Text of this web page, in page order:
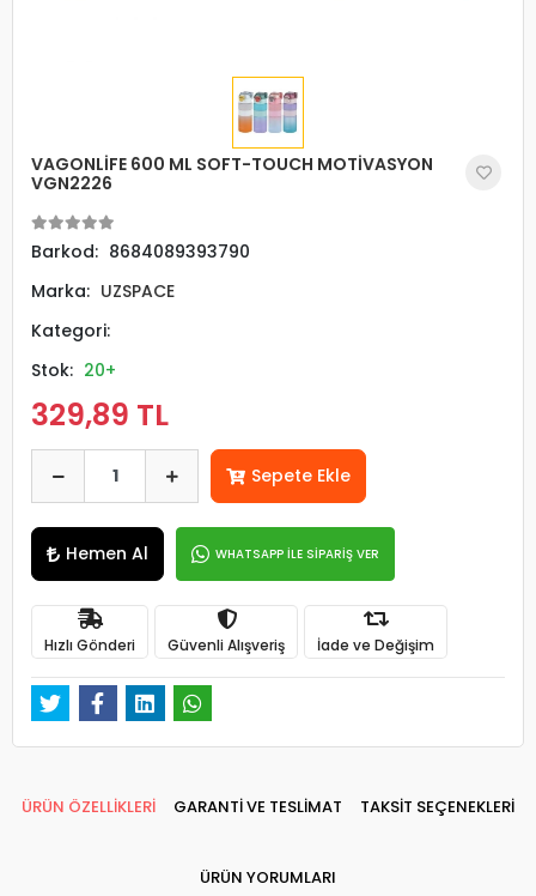
VAGONLİFE 600 ML SOFT-TOUCH MOTİVASYON
VGN2226
Barkod: 8684089393790
Marka: UZSPACE
Kategori:
Stok: 20+
329,89 TL
Sepete Ekle
Hemen Al WHATSAPP İLE SİPARİŞ VER
Hızlı Gönderi Güvenli Alışveriş İade ve Değişim
ÜRÜN ÖZELLİKLERİ GARANTİ VE TESLİMAT TAKSİT SEÇENEKLERİ
ÜRÜN YORUMLARI